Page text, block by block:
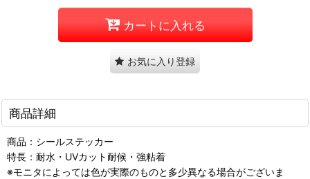
カートに入れる
お気に入り登録
商品詳細
商品：シールステッカー
特長：耐水・UVカット耐候・強粘着
※モニタによっては色が実際のものと多少異なる場合がございま